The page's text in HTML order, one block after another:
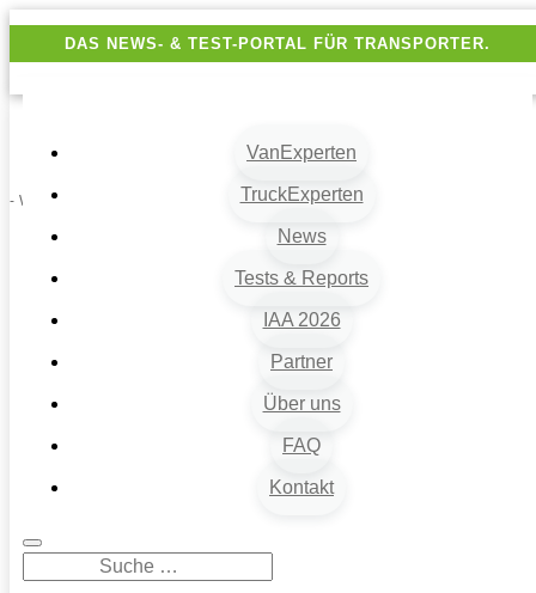
DAS NEWS- & TEST-PORTAL FÜR TRANSPORTER.
VanExperten
TruckExperten
News
Tests & Reports
IAA 2026
Partner
Über uns
FAQ
Kontakt
- Werbung -
9
Maxus eDeliver 7, der neue Kompakt-Transporter aus China